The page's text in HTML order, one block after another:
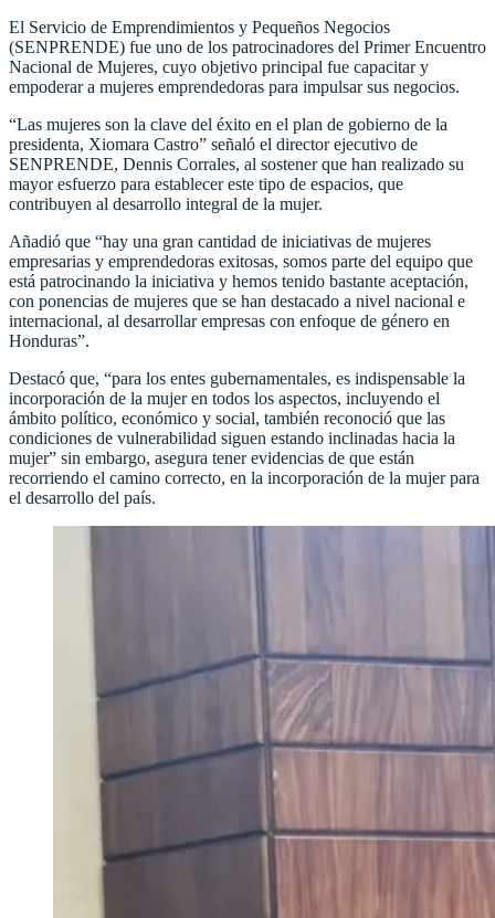
El Servicio de Emprendimientos y Pequeños Negocios
(SENPRENDE) fue uno de los patrocinadores del Primer Encuentro
Nacional de Mujeres, cuyo objetivo principal fue capacitar y
empoderar a mujeres emprendedoras para impulsar sus negocios.
“Las mujeres son la clave del éxito en el plan de gobierno de la
presidenta, Xiomara Castro” señaló el director ejecutivo de
SENPRENDE, Dennis Corrales, al sostener que han realizado su
mayor esfuerzo para establecer este tipo de espacios, que
contribuyen al desarrollo integral de la mujer.
Añadió que “hay una gran cantidad de iniciativas de mujeres
empresarias y emprendedoras exitosas, somos parte del equipo que
está patrocinando la iniciativa y hemos tenido bastante aceptación,
con ponencias de mujeres que se han destacado a nivel nacional e
internacional, al desarrollar empresas con enfoque de género en
Honduras”.
Destacó que, “para los entes gubernamentales, es indispensable la
incorporación de la mujer en todos los aspectos, incluyendo el
ámbito político, económico y social, también reconoció que las
condiciones de vulnerabilidad siguen estando inclinadas hacia la
mujer” sin embargo, asegura tener evidencias de que están
recorriendo el camino correcto, en la incorporación de la mujer para
el desarrollo del país.